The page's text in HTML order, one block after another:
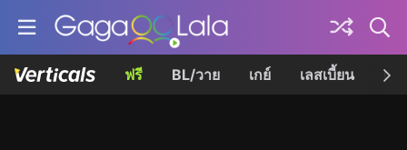
ฟรี BL/วาย เกย์ เลสเบี้ยน เค